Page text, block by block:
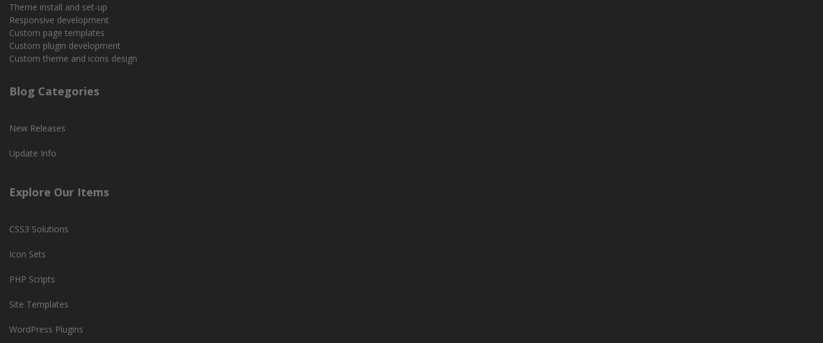
Theme install and set-up
Responsive development
Custom page templates
Custom plugin development
Custom theme and icons design
Blog Categories
New Releases
Update Info
Explore Our Items
CSS3 Solutions
Icon Sets
PHP Scripts
Site Templates
WordPress Plugins